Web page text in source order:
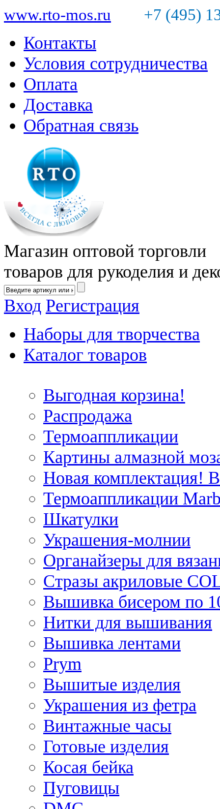
www.rto-mos.ru +7 (495)
Контакты
Условия сотрудничества
Оплата
Доставка
Обратная связь
Магазин оптовой торговли
товаров для рукоделия и
Вход Регистрация
Наборы для творчества
Каталог товаров
Выгодная корзина!
Распродажа
Термоаппликации
Картины алмазной
Новая комплектация!
Термоаппликации
Шкатулки
Украшения-молнии
Органайзеры для
Стразы акриловые
Вышивка бисером по
Нитки для вышивания
Вышивка лентами
Prym
Вышитые изделия
Украшения из фетра
Винтажные часы
Готовые изделия
Косая бейка
Пуговицы